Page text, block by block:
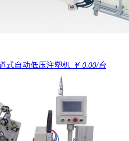
式自动低压注塑机 ￥ 0.00/台